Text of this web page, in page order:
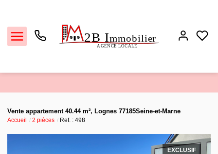
Locations
Vente appartement 40.44 m², Lognes 77185Seine-et-Marne
Accueil 2 pièces Ref. : 498
EXCLUSIF